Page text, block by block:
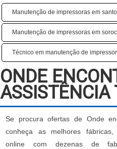
Manutenção de impressoras em
Manutenção de impressoras em
Técnico em manutenção de
ONDE
ASSISTÊNCIA
Se procura ofertas de Onde
conheça as melhores fábricas,
online com dezenas de